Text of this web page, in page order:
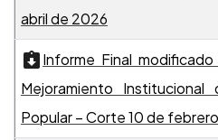
abril de 2026
Informe Final
Mejoramiento
Popular – Corte 10 de